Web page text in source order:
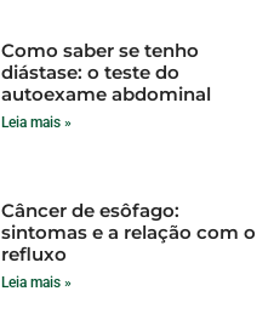
Como saber se tenho
diástase: o teste do
autoexame abdominal
Leia mais »
Câncer de esôfago:
sintomas e a relação com o
refluxo
Leia mais »